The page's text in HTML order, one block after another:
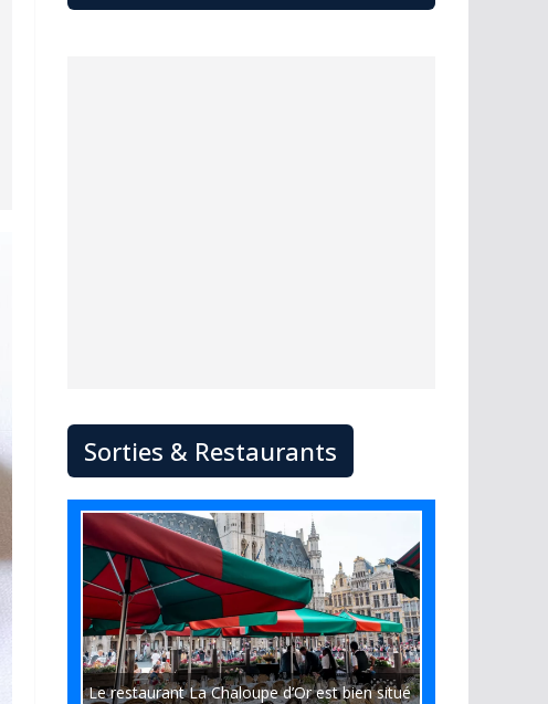
Sorties & Restaurants
Le restaurant La Chaloupe d’Or est bien situé